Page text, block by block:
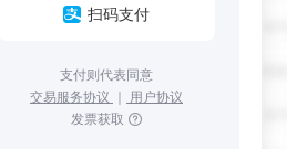
扫码支付
支付则代表同意
交易服务协议 ｜ 用户协议
发票获取